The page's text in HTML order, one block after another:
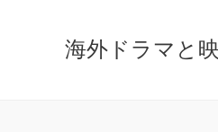
海外ドラマと